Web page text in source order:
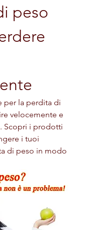
peso
per la perdita di
velocemente e
Scopri i prodotti
i tuoi
di peso in modo